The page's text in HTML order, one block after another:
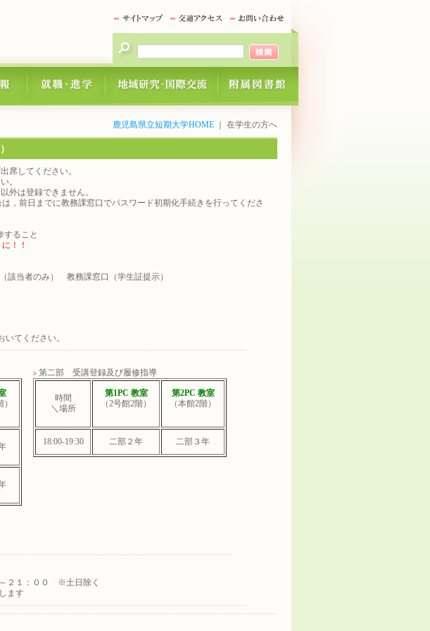
鹿児島県立短期大学HOME ｜ 在学生の方へ
席してください。
。
外は登録できません。
前日までに教務課窓口でパスワード初期化手続きを行ってくださ
ること
！！
当者のみ） 教務課窓口（学生証提示）
てください。
第二部 受講登録及び履修指導
時間
＼場所
第1PC 教室
（2号館2階）
第2PC 教室
（本館2階）
18:00-19:30 二部２年 二部３年
２１：００ ※土日除く
ます